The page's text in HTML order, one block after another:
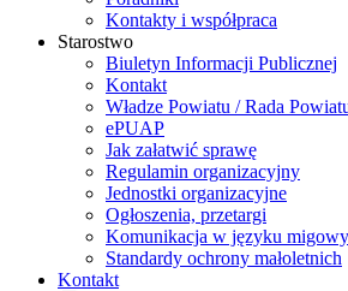
Kontakty i współpraca
Starostwo
Biuletyn Informacji Publicznej
Kontakt
Władze Powiatu / Rada
ePUAP
Jak załatwić sprawę
Regulamin organizacyjny
Jednostki organizacyjne
Ogłoszenia, przetargi
Komunikacja w języku
Standardy ochrony małoletnich
Kontakt